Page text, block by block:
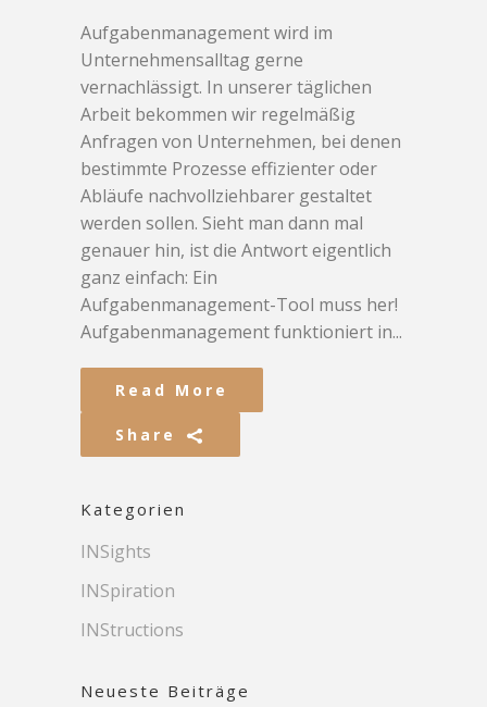
Aufgabenmanagement wird im
Unternehmensalltag gerne
vernachlässigt. In unserer täglichen
Arbeit bekommen wir regelmäßig
Anfragen von Unternehmen, bei denen
bestimmte Prozesse effizienter oder
Abläufe nachvollziehbarer gestaltet
werden sollen. Sieht man dann mal
genauer hin, ist die Antwort eigentlich
ganz einfach: Ein
Aufgabenmanagement-Tool muss her!
Aufgabenmanagement funktioniert in...
Read More
Share
Kategorien
INSights
INSpiration
INStructions
Neueste Beiträge